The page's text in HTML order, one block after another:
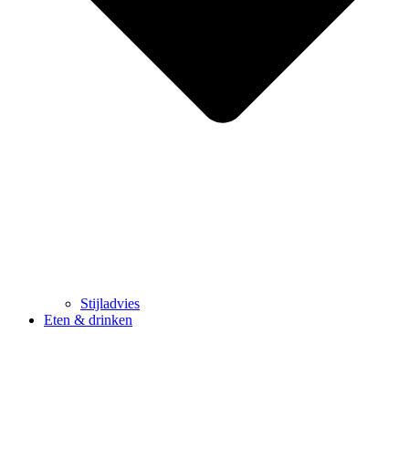
Stijladvies
Eten & drinken